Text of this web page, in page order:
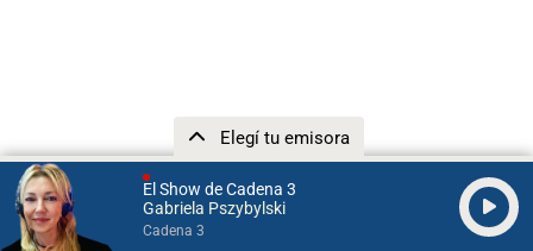
El Show de Cadena 3
Gabriela Pszybylski
Cadena 3
Elegí tu emisora